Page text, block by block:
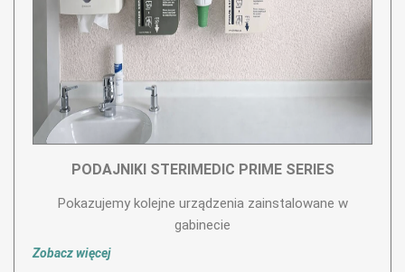
PODAJNIKI STERIMEDIC PRIME SERIES
Pokazujemy kolejne urządzenia zainstalowane w
gabinecie
Zobacz więcej